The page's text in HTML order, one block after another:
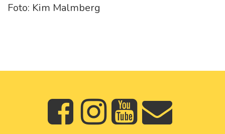
Foto: Kim Malmberg